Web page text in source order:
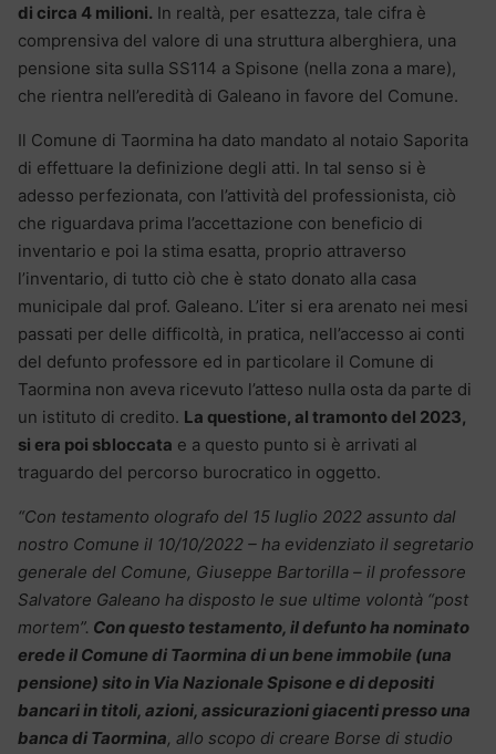
di circa 4 milioni. In realtà, per esattezza, tale cifra è
comprensiva del valore di una struttura alberghiera, una
pensione sita sulla SS114 a Spisone (nella zona a mare),
che rientra nell’eredità di Galeano in favore del Comune.
Il Comune di Taormina ha dato mandato al notaio Saporita
di effettuare la definizione degli atti. In tal senso si è
adesso perfezionata, con l’attività del professionista, ciò
che riguardava prima l’accettazione con beneficio di
inventario e poi la stima esatta, proprio attraverso
l’inventario, di tutto ciò che è stato donato alla casa
municipale dal prof. Galeano. L’iter si era arenato nei mesi
passati per delle difficoltà, in pratica, nell’accesso ai conti
del defunto professore ed in particolare il Comune di
Taormina non aveva ricevuto l’atteso nulla osta da parte di
un istituto di credito. La questione, al tramonto del 2023,
si era poi sbloccata e a questo punto si è arrivati al
traguardo del percorso burocratico in oggetto.
“Con testamento olografo del 15 luglio 2022 assunto dal
nostro Comune il 10/10/2022 – ha evidenziato il segretario
generale del Comune, Giuseppe Bartorilla – il professore
Salvatore Galeano ha disposto le sue ultime volontà “post
mortem”. Con questo testamento, il defunto ha nominato
erede il Comune di Taormina di un bene immobile (una
pensione) sito in Via Nazionale Spisone e di depositi
bancari in titoli, azioni, assicurazioni giacenti presso una
banca di Taormina, allo scopo di creare Borse di studio